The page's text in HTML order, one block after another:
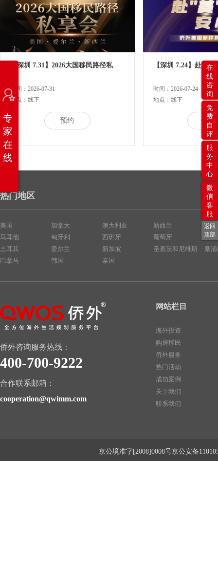
【深圳 7.31】2026大国移民路径私
时间：2026-07-31
地点：线下
预约
【深圳 7.24】赴“美
时间：2026-07-24
地点：线下
预约
专
家
在
线
在
线
咨
询
免
费
自
评
服
务
中
心
微
信
客
服
返回
顶部
热门地区
美国
马耳他
土耳其
巴拿马
加拿大
匈牙利
爱尔兰
韩国
澳大利亚
西班牙
新加坡
泰国
新西兰
葡萄牙
圣基茨和尼维斯
英国
中
塞
侨外咨询服务热线：
400-700-9222
合作联系邮箱：
cooperation@qwimm.com
网站栏目
海外投资
购房移民
侨外服务
热门活动
成功案例
关于我们
联系我们
京公境准字[2008]0008号京公安备